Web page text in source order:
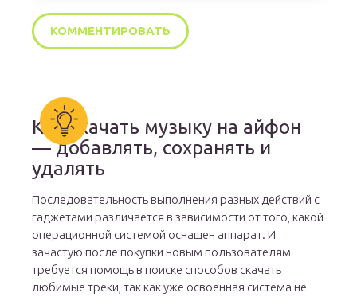
Как скачать музыку на айфон
— добавлять, сохранять и
удалять
Последовательность выполнения разных действий с
гаджетами различается в зависимости от того, какой
операционной системой оснащен аппарат. И
зачастую после покупки новым пользователям
требуется помощь в поиске способов скачать
любимые треки, так как уже освоенная система не